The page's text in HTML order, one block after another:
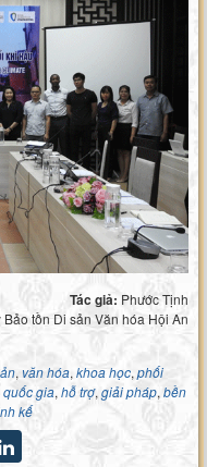
Tác giả: Phước Tịnh
Bảo tồn Di sản Văn hóa Hội An
,văn hóa, khoa học, phối
quốc gia, hỗ trợ,giải pháp, bền
kế